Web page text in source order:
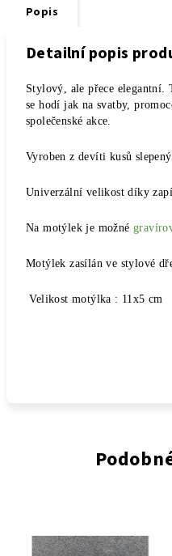
Popis
Detailní popis
Stylový, ale přece elegantní.
se hodí jak na svatby,
společenské akce.
Vyroben z devíti kusů
Univerzální velikost díky
Na motýlek je možné
Motýlek zasílán ve stylové
Velikost motýlka : 11x5 cm